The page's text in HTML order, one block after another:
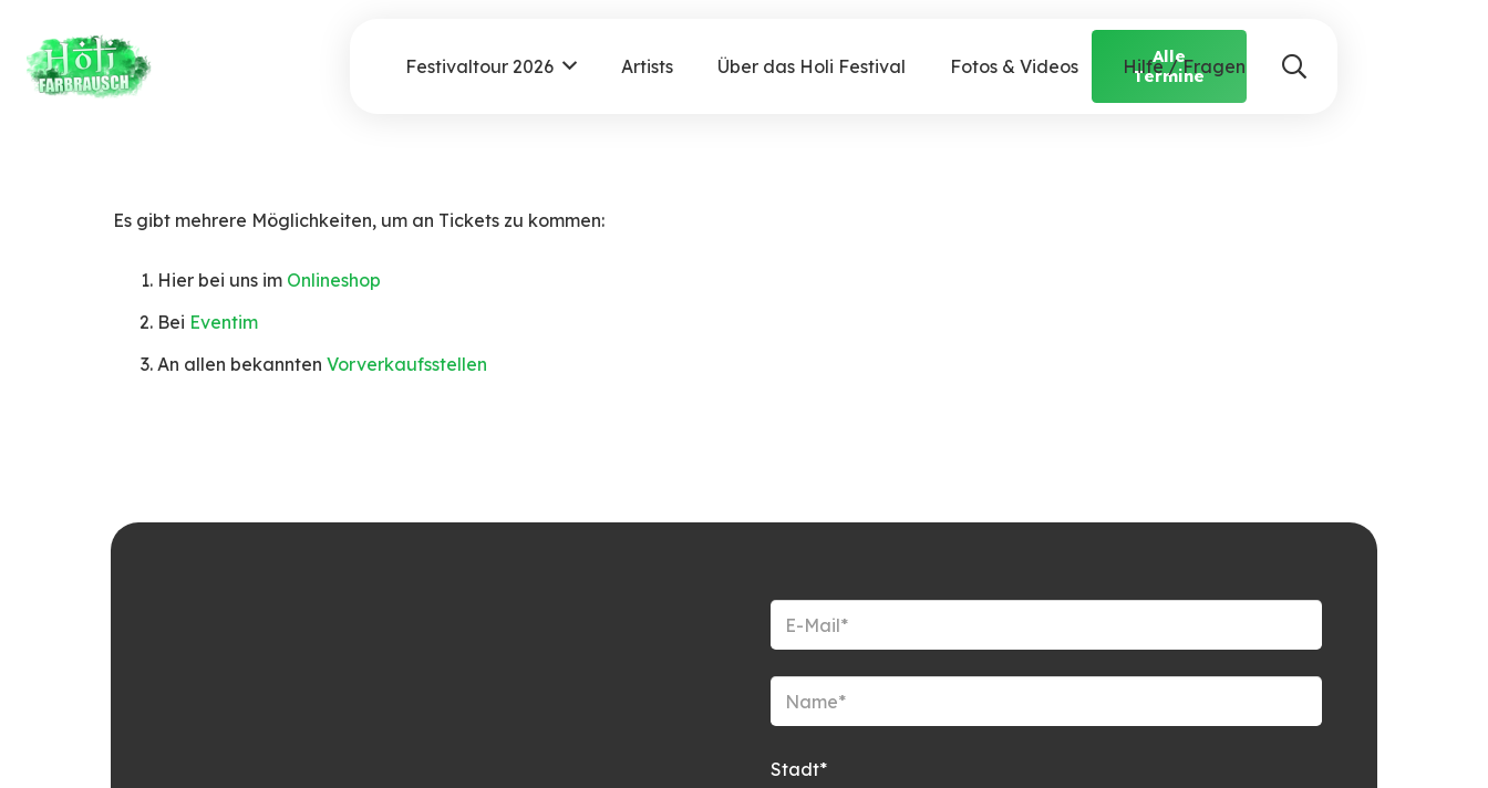
Festivaltour 2026 Artists Über das Holi Festival Fotos & Videos Hilfe / Fragen
Alle
Termine
Es gibt mehrere Möglichkeiten, um an Tickets zu kommen:
Hier bei uns im Onlineshop
Bei Eventim
An allen bekannten Vorverkaufsstellen
Stadt*